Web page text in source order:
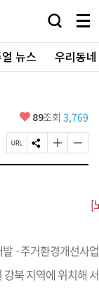
검
창
열
기
메
뉴
전
체
보
뉴스 우리동
좋
요
89조회 3,769
페
이
S
N
글
자
하
기
글
자
하
기
[
·주거환경개선사
북 지역에 위치해